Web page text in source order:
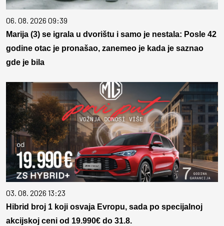
06. 08. 2026 09:39
Marija (3) se igrala u dvorištu i samo je nestala: Posle 42
godine otac je pronašao, zanemeo je kada je saznao
gde je bila
03. 08. 2026 13:23
Hibrid broj 1 koji osvaja Evropu, sada po specijalnoj
akcijskoj ceni od 19.990€ do 31.8.